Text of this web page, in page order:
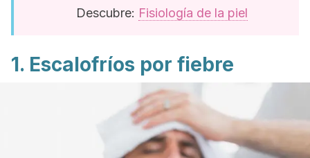
Descubre: Fisiología de la piel
1. Escalofríos por fiebre